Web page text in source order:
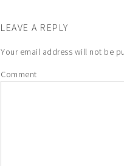
LEAVE A REPLY
Your email address will not be
Comment